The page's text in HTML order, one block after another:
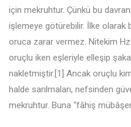
için mekruhtur. Çünkü bu
işlemeye götürebilir. İlke olarak
oruca zarar vermez. Nitekim
oruçlu iken eşleriyle elleşip
nakletmiştir.[1] Ancak oruçlu
halde sarılmaları, nefsinden
mekruhtur. Buna “fâhiş